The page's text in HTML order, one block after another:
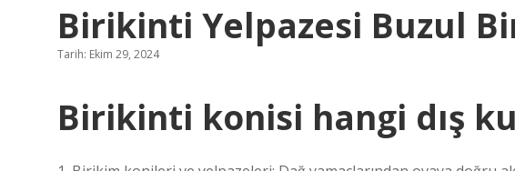
Birikinti Yelpazesi Buzul
Tarih: Ekim 29, 2024
Birikinti konisi hangi dış